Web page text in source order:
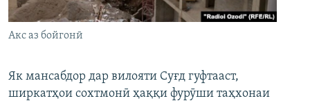
Акс аз бойгонӣ
Як мансабдор дар вилояти Суғд гуфтааст,
ширкатҳои сохтмонӣ ҳаққи фурӯши таҳхонаи